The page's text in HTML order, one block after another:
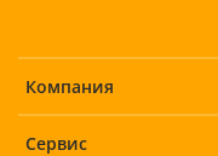
Компания
Сервис